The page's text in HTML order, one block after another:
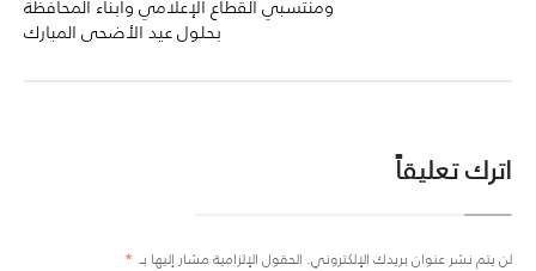
ومنتسبي القطاع الإعلامي وأبناء المحافظة
بحلول عيد الأضحى المبارك
اترك تعليقاً
لن يتم نشر عنوان بريدك الإلكتروني. الحقول الإلزامية مشار إليها بـ *